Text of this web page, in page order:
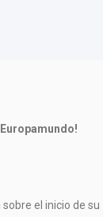
el inicio de su